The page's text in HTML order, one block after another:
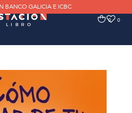
BANCO GALICIA E ICBC
0 0